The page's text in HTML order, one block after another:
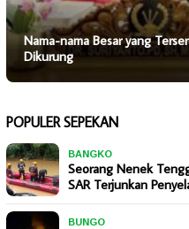
Nama-nama Besar yang
Dikurung
POPULER SEPEKAN
BANGKO
Seorang Nenek
SAR Terjunkan
BUNGO